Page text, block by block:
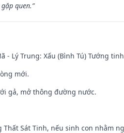
quen.”
- Lý Trung: Xấu (Bình Tú) Tướng
mới.
gả, mở thông đường nước.
Thất Sát Tinh, nếu sinh con nhằm